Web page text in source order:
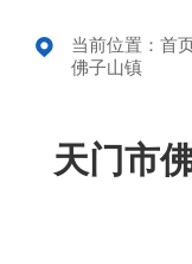
当前位置： 首
佛子山镇
天门市